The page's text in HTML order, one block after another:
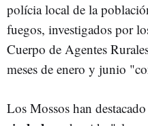
polícia local de la
fuegos, investigados por
Cuerpo de Agentes
meses de enero y junio
Los Mossos han